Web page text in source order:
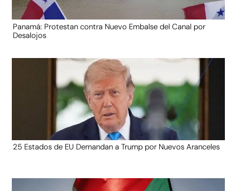
Panamá: Protestan contra Nuevo Embalse del Canal por
Desalojos
25 Estados de EU Demandan a Trump por Nuevos Aranceles